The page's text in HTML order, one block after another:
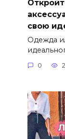
свою
Одежда
0